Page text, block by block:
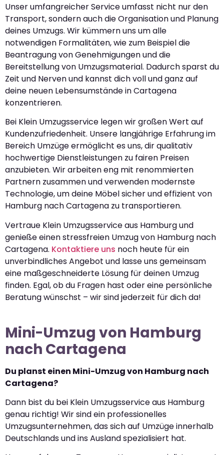
Unser umfangreicher Service umfasst nicht nur den
Transport, sondern auch die Organisation und Planung
deines Umzugs. Wir kümmern uns um alle
notwendigen Formalitäten, wie zum Beispiel die
Beantragung von Genehmigungen und die
Bereitstellung von Umzugsmaterial. Dadurch sparst du
Zeit und Nerven und kannst dich voll und ganz auf
deine neuen Lebensumstände in Cartagena
konzentrieren.
Bei Klein Umzugsservice legen wir großen Wert auf
Kundenzufriedenheit. Unsere langjährige Erfahrung im
Bereich Umzüge ermöglicht es uns, dir qualitativ
hochwertige Dienstleistungen zu fairen Preisen
anzubieten. Wir arbeiten eng mit renommierten
Partnern zusammen und verwenden modernste
Technologie, um deine Möbel sicher und effizient von
Hamburg nach Cartagena zu transportieren.
Vertraue Klein Umzugsservice aus Hamburg und
genieße einen stressfreien Umzug von Hamburg nach
Cartagena. Kontaktiere uns noch heute für ein
unverbindliches Angebot und lasse uns gemeinsam
eine maßgeschneiderte Lösung für deinen Umzug
finden. Egal, ob du Fragen hast oder eine persönliche
Beratung wünschst – wir sind jederzeit für dich da!
Mini-Umzug von Hamburg
nach Cartagena
Du planst einen Mini-Umzug von Hamburg nach
Cartagena?
Dann bist du bei Klein Umzugsservice aus Hamburg
genau richtig! Wir sind ein professionelles
Umzugsunternehmen, das sich auf Umzüge innerhalb
Deutschlands und ins Ausland spezialisiert hat.